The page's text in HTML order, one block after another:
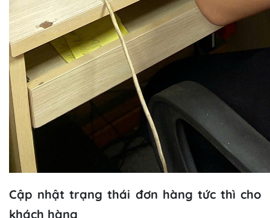
Cập nhật trạng thái đơn hàng tức thì cho
khách hàng